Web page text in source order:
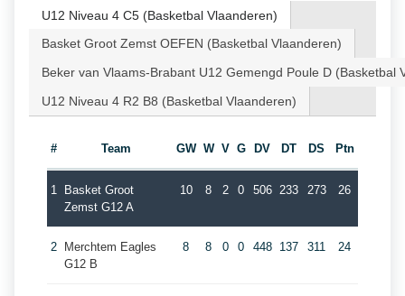
U12 Niveau 4 C5 (Basketbal Vlaanderen)
Basket Groot Zemst OEFEN (Basketbal Vlaanderen)
Beker van Vlaams-Brabant U12 Gemengd Poule D (Basketbal
U12 Niveau 4 R2 B8 (Basketbal Vlaanderen)
# Team GW W V G DV DT DS Ptn
1
Basket Groot
Zemst G12 A
10 8 2 0 506 233 273 26
2
Merchtem Eagles
G12 B
8 8 0 0 448 137 311 24